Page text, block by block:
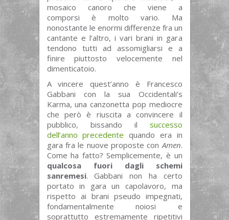
mosaico canoro che viene a
comporsi è molto vario. Ma
nonostante le enormi differenze fra un
cantante e l’altro, i vari brani in gara
tendono tutti ad assomigliarsi e a
finire piuttosto velocemente nel
dimenticatoio.
A vincere quest’anno è Francesco
Gabbani con la sua Occidentali’s
Karma, una canzonetta pop mediocre
che però è riuscita a convincere il
pubblico, bissando il successo
dell’anno precedente quando era in
gara fra le nuove proposte conAmen.
Come ha fatto? Semplicemente, è un
qualcosa fuori dagli schemi
sanremesi. Gabbani non ha certo
portato in gara un capolavoro, ma
rispetto ai brani pseudo impegnati,
fondamentalmente noiosi e
soprattutto estremamente ripetitivi